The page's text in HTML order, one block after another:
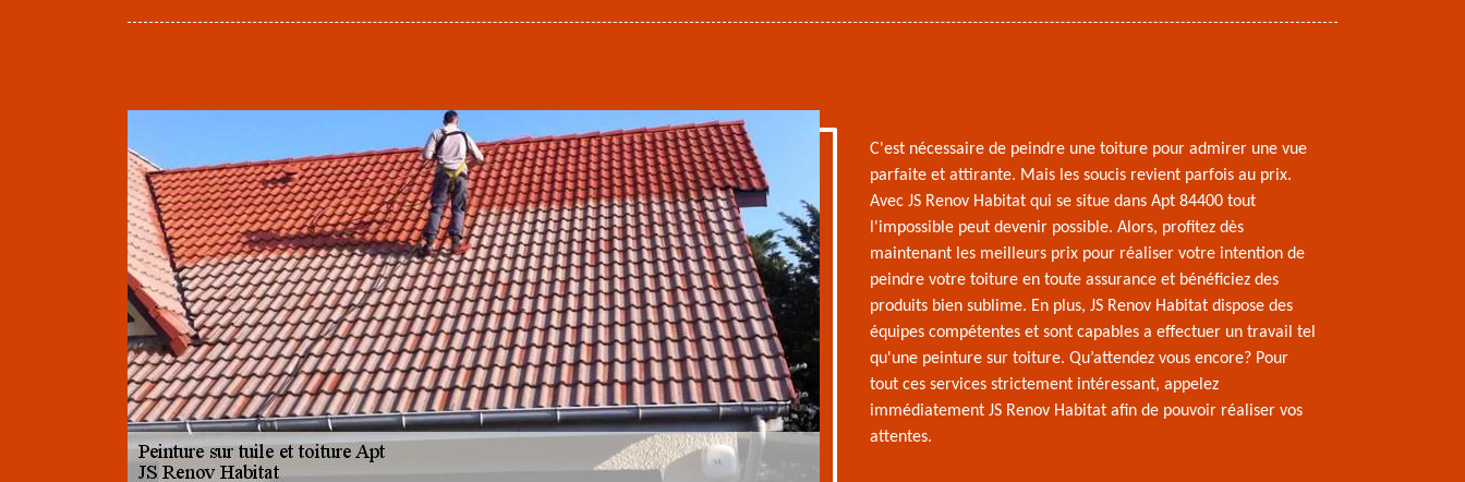
C'est nécessaire de peindre une toiture pour admirer une vue
parfaite et attirante. Mais les soucis revient parfois au prix.
Avec JS Renov Habitat qui se situe dans Apt 84400 tout
l'impossible peut devenir possible. Alors, profitez dès
maintenant les meilleurs prix pour réaliser votre intention de
peindre votre toiture en toute assurance et bénéficiez des
produits bien sublime. En plus, JS Renov Habitat dispose des
équipes compétentes et sont capables a effectuer un travail tel
qu'une peinture sur toiture. Qu’attendez vous encore? Pour
tout ces services strictement intéressant, appelez
immédiatement JS Renov Habitat afin de pouvoir réaliser vos
attentes.